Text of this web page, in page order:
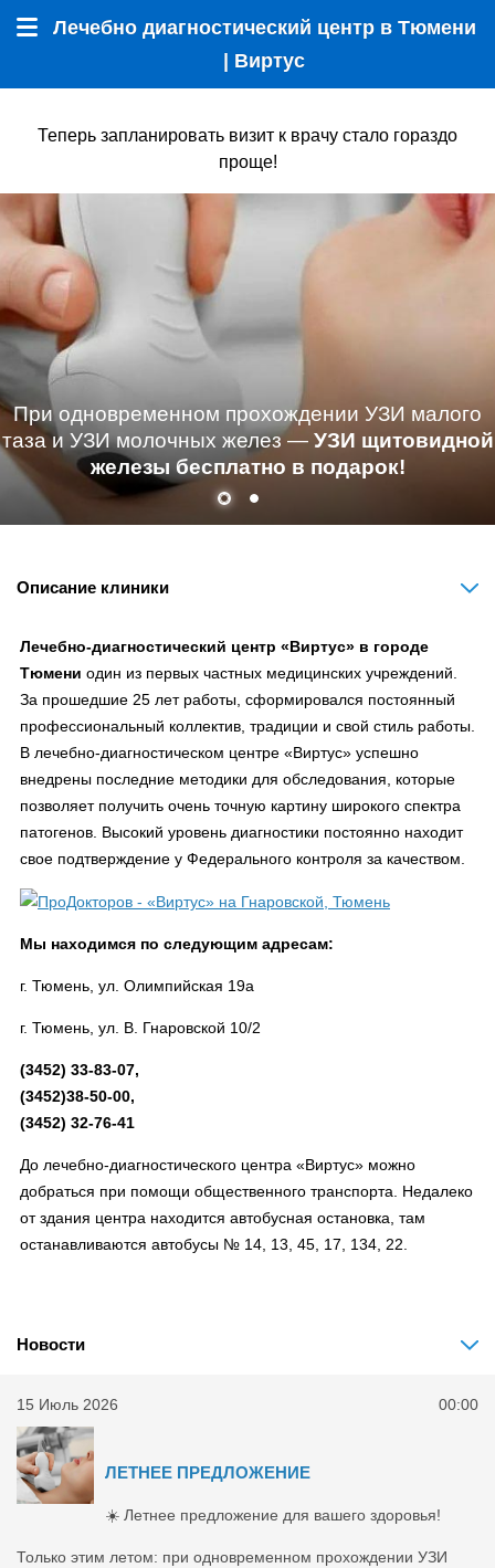
Лечебно диагностический центр в Тюмени
| Виртус
Теперь запланировать визит к врачу стало гораздо
проще!
При одновременном прохождении УЗИ малого
таза и УЗИ молочных желез — УЗИ щитовидной
железы бесплатно в подарок!
Описание клиники
Лечебно-диагностический центр «Виртус» в городе
Тюмени один из первых частных медицинских учреждений.
За прошедшие 25 лет работы, сформировался постоянный
профессиональный коллектив, традиции и свой стиль работы.
В лечебно-диагностическом центре «Виртус» успешно
внедрены последние методики для обследования, которые
позволяет получить очень точную картину широкого спектра
патогенов. Высокий уровень диагностики постоянно находит
свое подтверждение у Федерального контроля за качеством.
Мы находимся по следующим адресам:
г. Тюмень, ул. Олимпийская 19а
г. Тюмень, ул. В. Гнаровской 10/2
(3452) 33-83-07,
(3452)38-50-00,
(3452) 32-76-41
До лечебно-диагностического центра «Виртус» можно
добраться при помощи общественного транспорта. Недалеко
от здания центра находится автобусная остановка, там
останавливаются автобусы № 14, 13, 45, 17, 134, 22.
Новости
15 Июль 2026 00:00
ЛЕТНЕЕ ПРЕДЛОЖЕНИЕ
☀️ Летнее предложение для вашего здоровья!
Только этим летом: при одновременном прохождении УЗИ